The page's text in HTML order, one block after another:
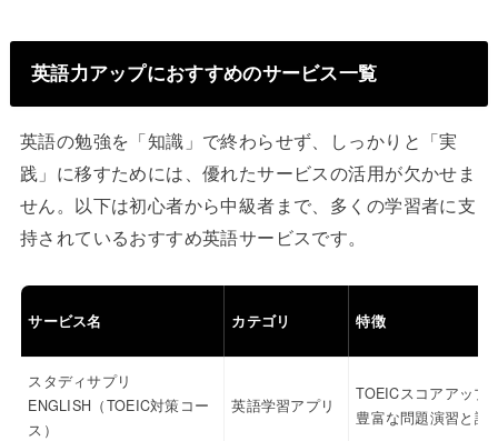
英語力アップにおすすめのサービス一覧
英語の勉強を「知識」で終わらせず、しっかりと「実
践」に移すためには、優れたサービスの活用が欠かせま
せん。以下は初心者から中級者まで、多くの学習者に支
持されているおすすめ英語サービスです。
サービス名 カテゴリ 特徴
スタディサプリ
ENGLISH（TOEIC対策コー
ス）
英語学習アプリ
TOEICスコアアップ
豊富な問題演習と講